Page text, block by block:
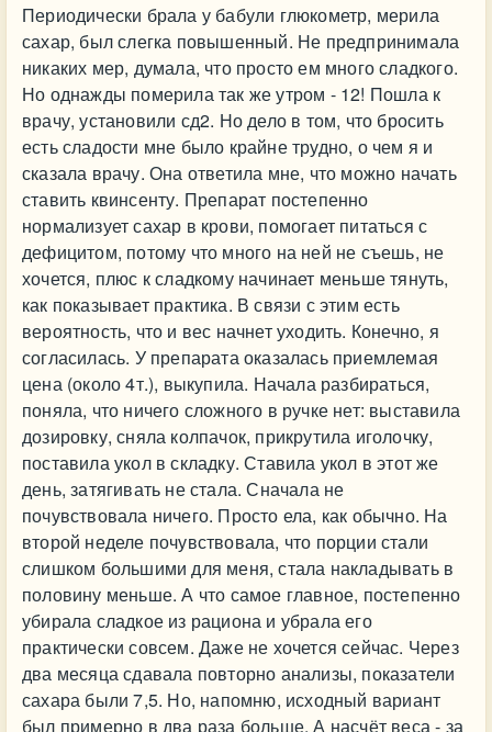
Периодически брала у бабули глюкометр, мерила
сахар, был слегка повышенный. Не предпринимала
никаких мер, думала, что просто ем много сладкого.
Но однажды померила так же утром - 12! Пошла к
врачу, установили сд2. Но дело в том, что бросить
есть сладости мне было крайне трудно, о чем я и
сказала врачу. Она ответила мне, что можно начать
ставить квинсенту. Препарат постепенно
нормализует сахар в крови, помогает питаться с
дефицитом, потому что много на ней не съешь, не
хочется, плюс к сладкому начинает меньше тянуть,
как показывает практика. В связи с этим есть
вероятность, что и вес начнет уходить. Конечно, я
согласилась. У препарата оказалась приемлемая
цена (около 4т.), выкупила. Начала разбираться,
поняла, что ничего сложного в ручке нет: выставила
дозировку, сняла колпачок, прикрутила иголочку,
поставила укол в складку. Ставила укол в этот же
день, затягивать не стала. Сначала не
почувствовала ничего. Просто ела, как обычно. На
второй неделе почувствовала, что порции стали
слишком большими для меня, стала накладывать в
половину меньше. А что самое главное, постепенно
убирала сладкое из рациона и убрала его
практически совсем. Даже не хочется сейчас. Через
два месяца сдавала повторно анализы, показатели
сахара были 7,5. Но, напомню, исходный вариант
был примерно в два раза больше. А насчёт веса - за